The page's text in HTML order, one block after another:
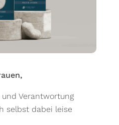
Verantwortung
selbst dabei leise